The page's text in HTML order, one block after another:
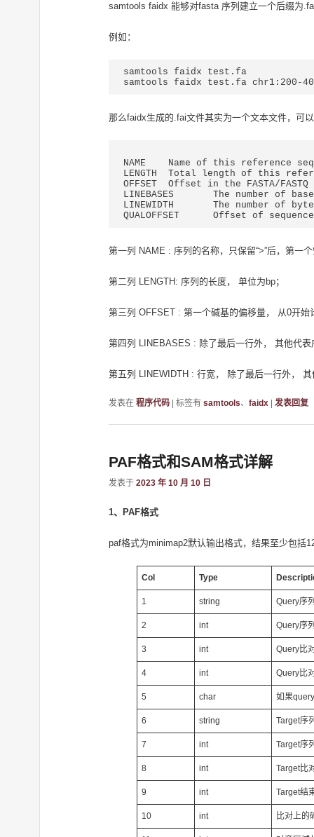
samtools faidx 能够对fasta 序列建立一个后缀为
例如：
samtools faidx test.fa
samtools faidx test.fa chr1:200-
那么faidx生成的.fai文件其实为一个文本文件，可
NAME	Name of this reference sequence
LENGTH	Total length of this reference sequence, in bases
OFFSET	Offset in the FASTA/FASTQ file of this sequence's first base
LINEBASES	The number of bases on each line
LINEWIDTH	The number of bytes in each line, including the newline
QUALOFFSET
第一列 NAME : 序列的名称，只保留“>”后，第一
第二列 LENGTH: 序列的长度， 单位为bp；
第三列 OFFSET : 第一个碱基的偏移量， 从0开始
第四列 LINEBASES : 除了最后一行外， 其他代
第五列 LINEWIDTH : 行宽， 除了最后一行外，
发表在 程序代码 标签有 samtools、 faidx 发表回复
PAF格式和SAM格式详解
发表于 2023 年 10 月 10 日
1、PAF格式
paf格式为minimap2默认输出格式，结果至少包括
Col Type
1 string Query序
2 int Query序
3 int Query比
4 int Query比
5 char 如果
6 string Target序
7 int Target序
8 int Target比
9 int Target结
10 int 比对上的